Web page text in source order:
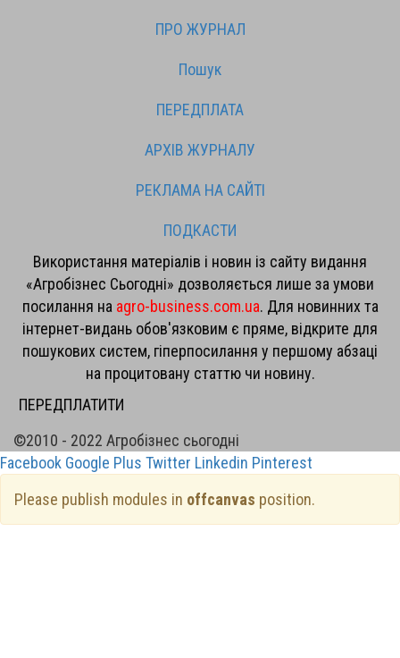
ПРО ЖУРНАЛ
Пошук
ПЕРЕДПЛАТА
АРХІВ ЖУРНАЛУ
РЕКЛАМА НА САЙТІ
ПОДКАСТИ
Використання матеріалів і новин із сайту видання
«Агробізнес Сьогодні» дозволяється лише за умови
посилання на agro-business.com.ua. Для новинних та
інтернет-видань обов'язковим є пряме, відкрите для
пошукових систем, гіперпосилання у першому абзаці
на процитовану статтю чи новину.
ПЕРЕДПЛАТИТИ
©2010 - 2022 Агробізнес сьогодні
Facebook Google Plus Twitter Linkedin Pinterest
Please publish modules in offcanvas position.